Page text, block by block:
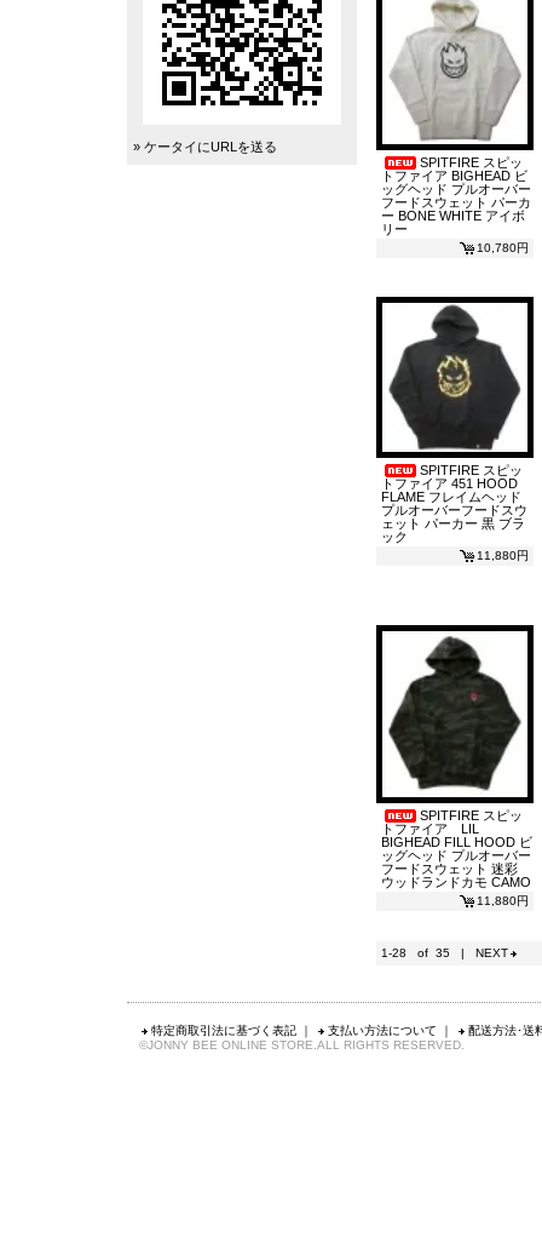
» ケータイにURLを送る
SPITFIRE スピッ
トファイア BIGHEAD ビ
ッグヘッド プルオーバー
フードスウェット パーカ
ー BONE WHITE アイボ
リー
10,780円
SPITFIRE スピッ
トファイア 451 HOOD
FLAME フレイムヘッド
プルオーバーフードスウ
ェット パーカー 黒 ブラ
ック
11,880円
SPITFIRE スピッ
トファイア LIL
BIGHEAD FILL HOOD ビ
ッグヘッド プルオーバー
フードスウェット 迷彩
ウッドランドカモ CAMO
11,880円
1-28 of 35 | NEXT
特定商取引法に基づく表記 ｜ 支払い方法について ｜
配送方法･送
©JONNY BEE ONLINE STORE.ALL RIGHTS RESERVED.